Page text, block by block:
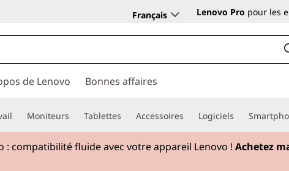
Français Lenovo Pro pour les
de Lenovo Bonnes affaires
Moniteurs Tablettes Accessoires Logiciels
: compatibilité fluide avec votre appareil Lenovo ! Achetez